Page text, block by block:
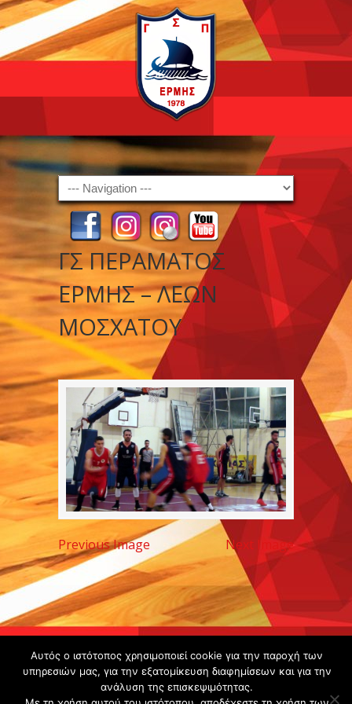
Navigation
ΓΣ ΠΕΡΑΜΑΤΟΣ
ΕΡΜΗΣ – ΛΕΩΝ
ΜΟΣΧΑΤΟΥ
Previous Image Next Image
Copyright ©
2020 -
Gsperamatosermis.gr
Αυτός ο ιστότοπος χρησιμοποιεί cookie για την παροχή των
υπηρεσιών μας, για την εξατομίκευση διαφημίσεων και για την
ανάλυση της επισκεψιμότητας.